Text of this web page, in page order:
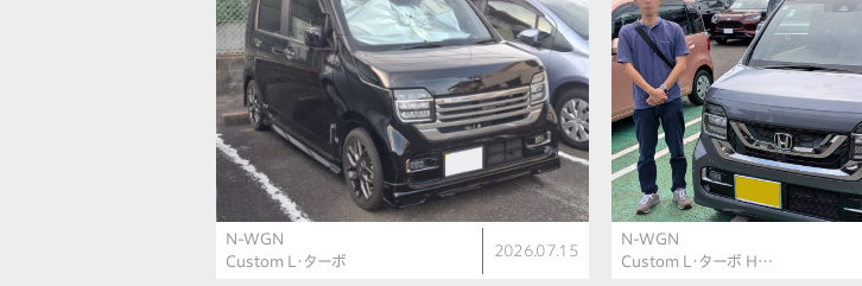
N-WGN
Custom L・ターボ
2026.07.15
N-WGN
Custom L・ターボ H…